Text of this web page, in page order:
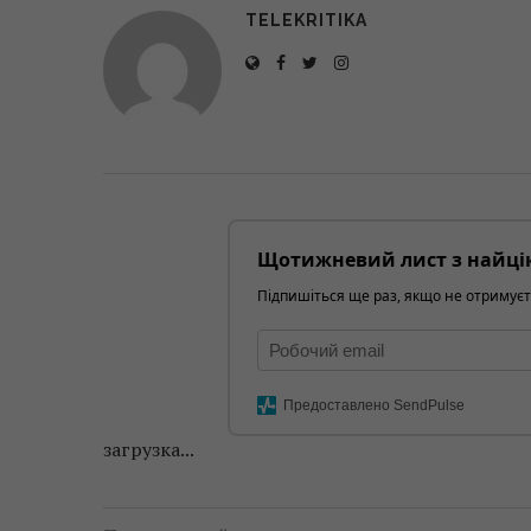
TELEKRITIKA
Щотижневий лист з
Підпишіться ще раз, якщо не
Предоставлено SendPulse
загрузка...